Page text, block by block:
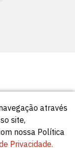
através
site,
nossa Política
Privacidade.